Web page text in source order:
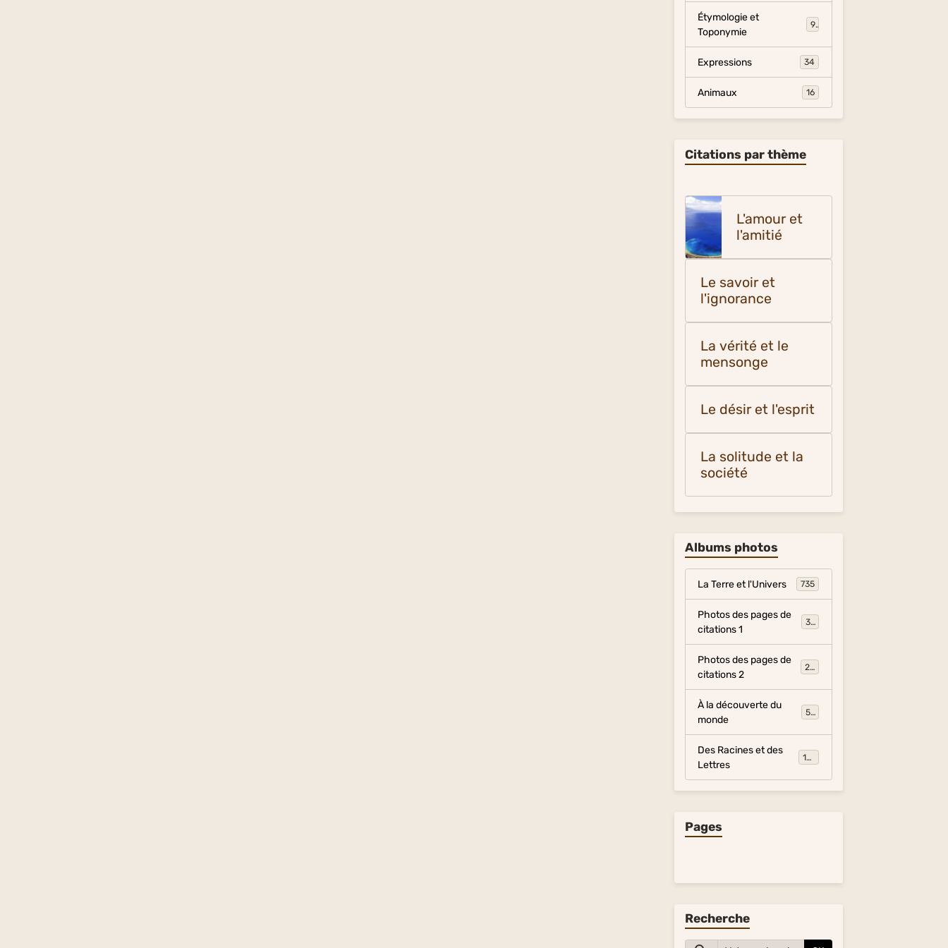
Étymologie et
Toponymie
9
Expressions 34
Animaux 16
Citations par thème
L'amour et
l'amitié
Le savoir et
l'ignorance
La vérité et le
mensonge
Le désir et l'esprit
La solitude et la
société
Albums photos
La Terre et l'Univers 735
Photos des pages de
citations 1
317
Photos des pages de
citations 2
281
À la découverte du
monde
54
Des Racines et des
Lettres
134
Pages
Recherche